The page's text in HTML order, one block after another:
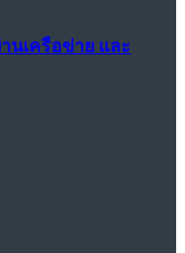
นเครือข่าย และ